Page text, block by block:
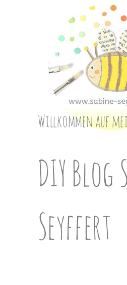
Willkommen auf
DIY Blog
Seyffert